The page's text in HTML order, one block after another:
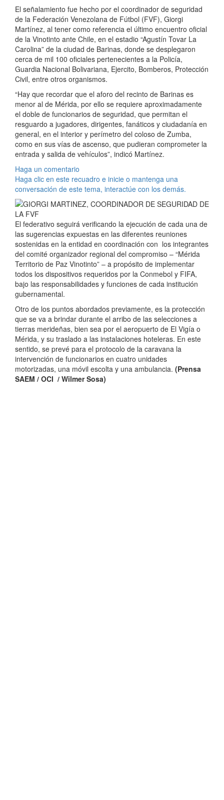
El señalamiento fue hecho por el coordinador de seguridad
de la Federación Venezolana de Fútbol (FVF), Giorgi
Martínez, al tener como referencia el último encuentro oficial
de la Vinotinto ante Chile, en el estadio “Agustín Tovar La
Carolina” de la ciudad de Barinas, donde se desplegaron
cerca de mil 100 oficiales pertenecientes a la Policía,
Guardia Nacional Bolivariana, Ejercito, Bomberos, Protección
Civil, entre otros organismos.
“Hay que recordar que el aforo del recinto de Barinas es
menor al de Mérida, por ello se requiere aproximadamente
el doble de funcionarios de seguridad, que permitan el
resguardo a jugadores, dirigentes, fanáticos y ciudadanía en
general, en el interior y perímetro del coloso de Zumba,
como en sus vías de ascenso, que pudieran comprometer la
entrada y salida de vehículos”, indicó Martínez.
Haga un comentario
Haga clic en este recuadro e inicie o mantenga una
conversación de este tema, interactúe con los demás.
El federativo seguirá verificando la ejecución de cada una de
las sugerencias expuestas en las diferentes reuniones
sostenidas en la entidad en coordinación con los integrantes
del comité organizador regional del compromiso – “Mérida
Territorio de Paz Vinotinto” – a propósito de implementar
todos los dispositivos requeridos por la Conmebol y FIFA,
bajo las responsabilidades y funciones de cada institución
gubernamental.
Otro de los puntos abordados previamente, es la protección
que se va a brindar durante el arribo de las selecciones a
tierras merideñas, bien sea por el aeropuerto de El Vigía o
Mérida, y su traslado a las instalaciones hoteleras. En este
sentido, se prevé para el protocolo de la caravana la
intervención de funcionarios en cuatro unidades
motorizadas, una móvil escolta y una ambulancia. (Prensa
SAEM / OCI / Wilmer Sosa)